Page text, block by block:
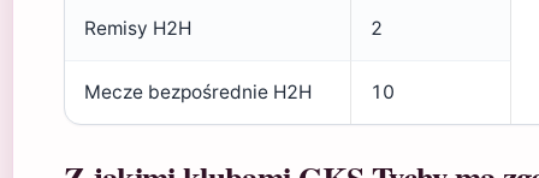
Remisy H2H 2
Mecze bezpośrednie H2H 10